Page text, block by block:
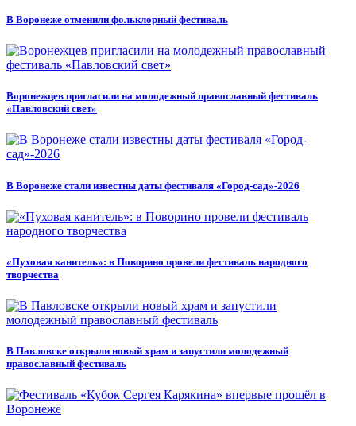
В Воронеже отменили фольклорный фестиваль
Воронежцев пригласили на молодежный православный фестиваль
«Павловский свет»
В Воронеже стали известны даты фестиваля «Город-сад»-2026
«Пуховая канитель»: в Поворино провели фестиваль народного
творчества
В Павловске открыли новый храм и запустили молодежный
православный фестиваль